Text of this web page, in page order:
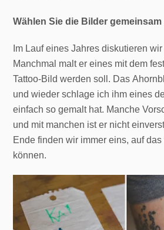
Wählen Sie die Bilder gemeinsam
Im Lauf eines Jahres diskutieren
Manchmal malt er eines mit dem
Tattoo-Bild werden soll. Das
und wieder schlage ich ihm eines
einfach so gemalt hat. Manche
und mit manchen ist er nicht
Ende finden wir immer eins, auf
können.